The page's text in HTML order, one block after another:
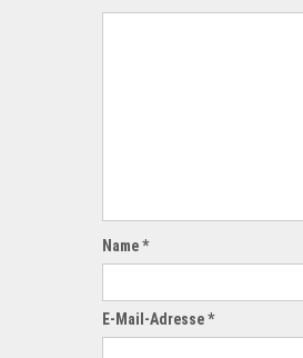
Name*
E-Mail-Adresse*